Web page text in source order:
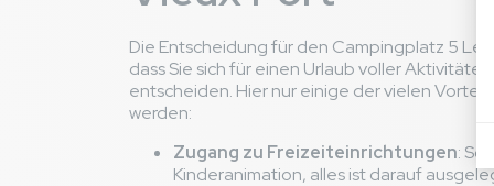
Die Entscheidung für den Campingplatz 5
dass Sie sich für einen Urlaub voller
entscheiden. Hier nur einige der vielen
werden:
Zugang zu Freizeiteinrichtungen:
Kinderanimation, alles ist darauf
s'ouvraient pas.
qualitatif.
sortie de douche.
von 20/04/2025